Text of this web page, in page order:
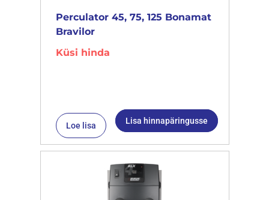
Perculator 45, 75, 125 Bonamat
Bravilor
Küsi hinda
Loe lisa Lisa hinnapäringusse